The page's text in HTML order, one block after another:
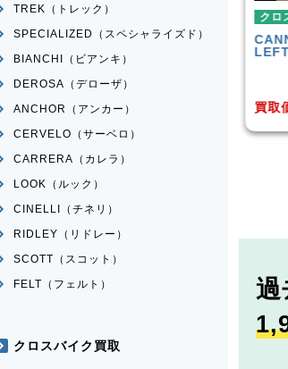
クロスバイク
CANNONDALEBADBOY3
LEFTY 2023年前後モデル
買取価格
¥
クロ
モデ
買取
過
TREK（トレック）
SPECIALIZED（スペシャライズド）
BIANCHI（ビアンキ）
DEROSA（デローザ）
ANCHOR（アンカー）
CERVELO（サーベロ）
CARRERA（カレラ）
LOOK（ルック）
CINELLI（チネリ）
RIDLEY（リドレー）
SCOTT（スコット）
FELT（フェルト）
クロスバイク買取